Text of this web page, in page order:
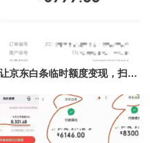
让京东白条临时额度变现，扫码提现无需等待